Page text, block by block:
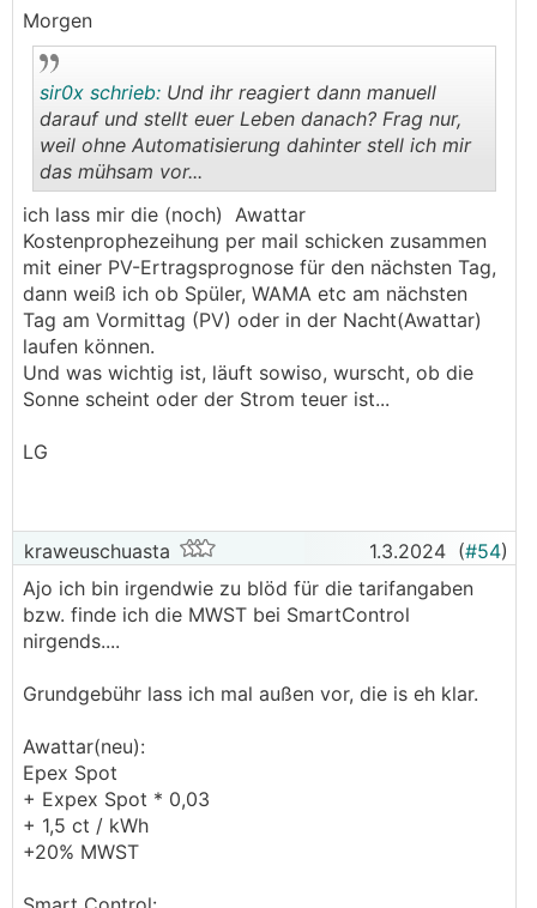
Morgen
..
sir0x schrieb: Und ihr reagiert dann manuell
darauf und stellt euer Leben danach? Frag nur,
weil ohne Automatisierung dahinter stell ich mir
das mühsam vor...
ich lass mir die (noch) Awattar
Kostenprophezeihung per mail schicken zusammen
mit einer PV-Ertragsprognose für den nächsten Tag,
dann weiß ich ob Spüler, WAMA etc am nächsten
Tag am Vormittag (PV) oder in der Nacht(Awattar)
laufen können.
Und was wichtig ist, läuft sowiso, wurscht, ob die
Sonne scheint oder der Strom teuer ist...
LG
kraweuschuasta 1.3.2024 (#54)
Ajo ich bin irgendwie zu blöd für die tarifangaben
bzw. finde ich die MWST bei SmartControl
nirgends....
Grundgebühr lass ich mal außen vor, die is eh klar.
Awattar(neu):
Epex Spot
+ Expex Spot * 0,03
+ 1,5 ct / kWh
+20% MWST